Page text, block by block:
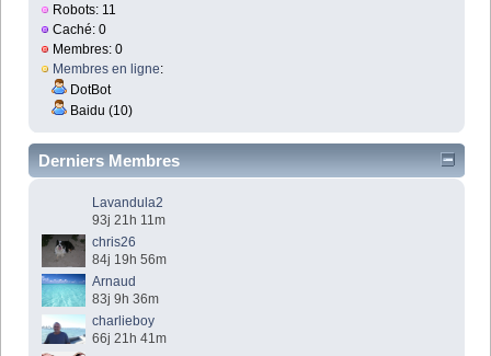
Robots: 11
Caché: 0
Membres: 0
Membres en ligne:
DotBot
Baidu (10)
Derniers Membres
Lavandula2
93j 21h 11m
chris26
84j 19h 56m
Arnaud
83j 9h 36m
charlieboy
66j 21h 41m